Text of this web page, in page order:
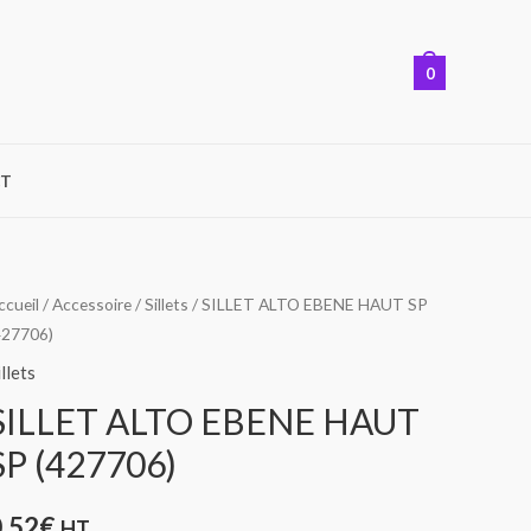
0
/Accessoire/Sillets / SILLET ALTO EBENE HAUT SP
ALTO EBENE HAUT
(427706)